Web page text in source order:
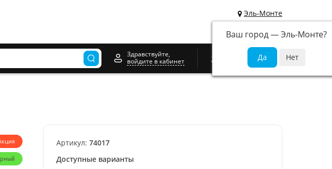
Эль-Монте
Ваш город —Эль-Монте?
Здравствуйте,
войдите в кабинет
0
Артикул: 74017
Доступные варианты